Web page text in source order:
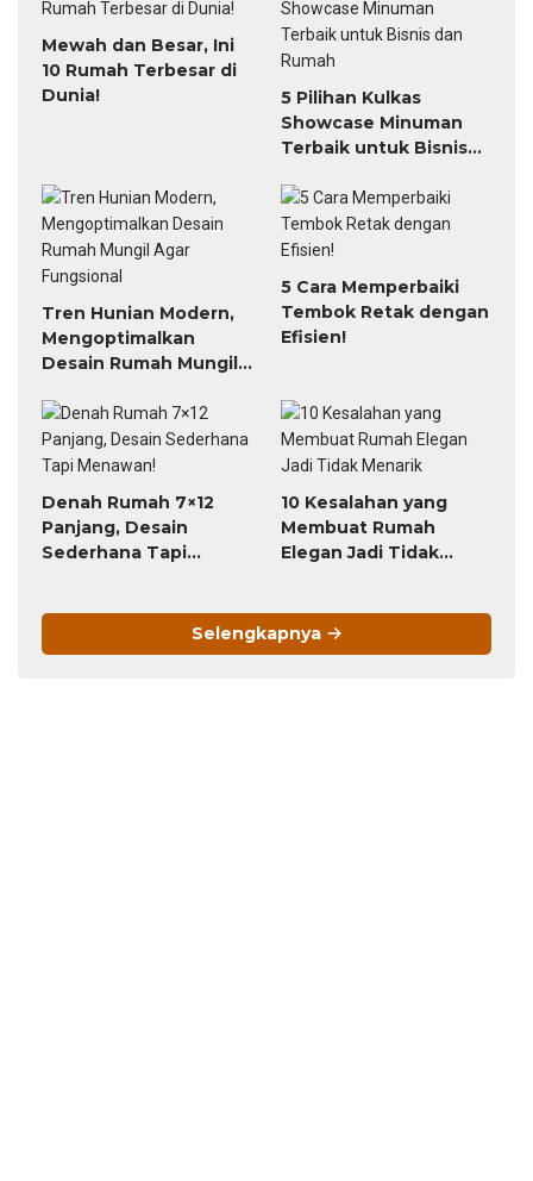
Mewah dan Besar, Ini
10 Rumah Terbesar di
Dunia!
5 Pilihan Kulkas
Showcase Minuman
Terbaik untuk Bisnis
Tren Hunian Modern,
Mengoptimalkan
Desain Rumah Mungil
5 Cara Memperbaiki
Tembok Retak dengan
Efisien!
Denah Rumah 7×12
Panjang, Desain
Sederhana Tapi
10 Kesalahan yang
Membuat Rumah
Elegan Jadi Tidak
Selengkapnya